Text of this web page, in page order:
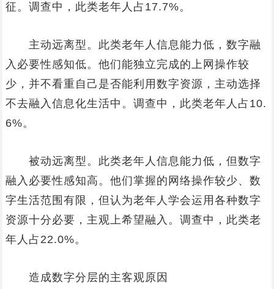
征。调查中，此类老年人占17.7%。
主动远离型。此类老年人信息能力低，数字融
入必要性感知低。他们能独立完成的上网操作较
少，并不看重自己是否能利用数字资源，主动选择
不去融入信息化生活中。调查中，此类老年人占10.
6%。
被动远离型。此类老年人信息能力低，但数字
融入必要性感知高。他们掌握的网络操作较少、数
字生活范围有限，但认为老年人学会运用各种数字
资源十分必要，主观上希望融入。调查中，此类老
年人占22.0%。
造成数字分层的主客观原因